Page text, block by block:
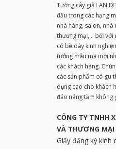
Tường cây giả LAN
đầu trong các hạng
nhà hàng, salon,
thương mại,... bởi với
có bề dày kinh
tưởng mẫu mã mới
các khách hàng.
các sản phẩm có gu
dụng cao cho khách
đáo nâng tầm không
CÔNG TY TNHH
VÀ THƯƠNG MẠI
Giấy đăng ký kinh